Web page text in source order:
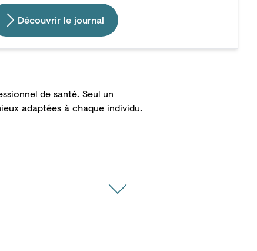
Découvrir le journal
de santé. Seul un
adaptées à chaque individu.